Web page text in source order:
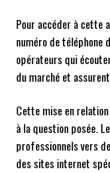
Pour accéder à cette
numéro de
opérateurs qui
du marché et
Cette mise en
à la question posée.
professionnels vers
des sites internet